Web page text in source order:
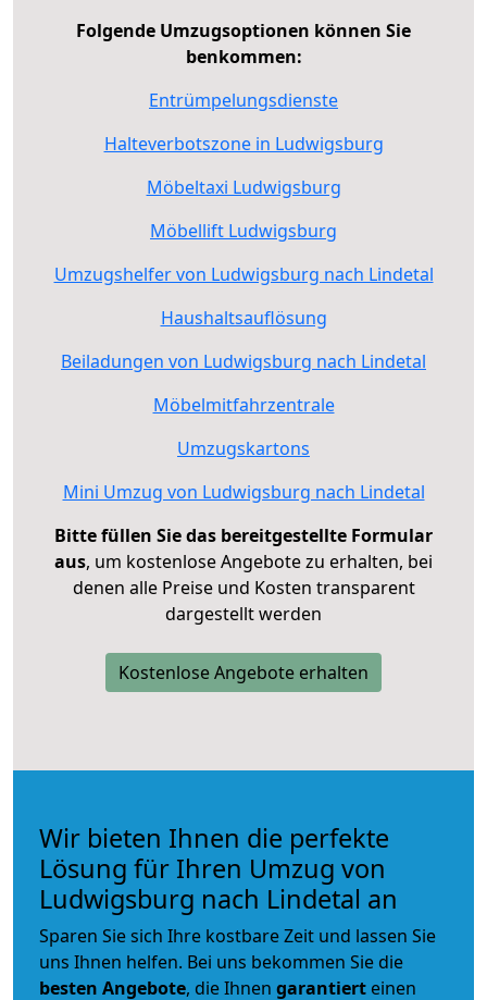
Folgende Umzugsoptionen können Sie
benkommen:
Entrümpelungsdienste
Halteverbotszone in Ludwigsburg
Möbeltaxi Ludwigsburg
Möbellift Ludwigsburg
Umzugshelfer von Ludwigsburg nach Lindetal
Haushaltsauflösung
Beiladungen von Ludwigsburg nach Lindetal
Möbelmitfahrzentrale
Umzugskartons
Mini Umzug von Ludwigsburg nach Lindetal
Bitte füllen Sie das bereitgestellte Formular
aus, um kostenlose Angebote zu erhalten, bei
denen alle Preise und Kosten transparent
dargestellt werden
Kostenlose Angebote erhalten
Wir bieten Ihnen die perfekte
Lösung für Ihren Umzug von
Ludwigsburg nach Lindetal an
Sparen Sie sich Ihre kostbare Zeit und lassen Sie
uns Ihnen helfen. Bei uns bekommen Sie die
besten Angebote, die Ihnen garantiert einen